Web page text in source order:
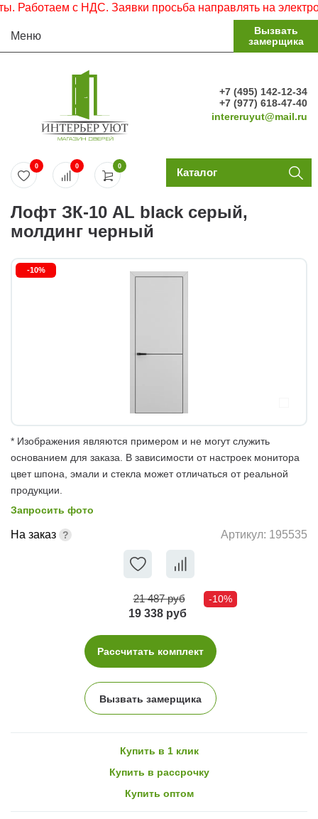
с НДС. Заявки просьба направлять на
Меню
Вызвать
замерщика
+7 (495) 142-12-34
+7 (977) 618-47-40
intereruyut@mail.ru
0
0 0 Каталог
Лофт ЗК-10 AL black серый,
молдинг черный
-10%
* Изображения являются примером и не могут служить
основанием для заказа. В зависимости от настроек монитора
цвет шпона, эмали и стекла может отличаться от реальной
продукции.
Запросить фото
На заказ Артикул: 195535
21 487 руб -10%
19 338 руб
Рассчитать комплект
Вызвать замерщика
Купить в 1 клик
Купить в рассрочку
Купить оптом